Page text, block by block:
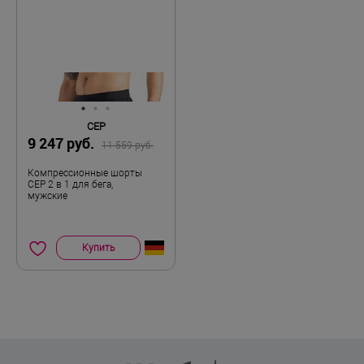
CEP
9 247 руб. 11 559 руб.
Компрессионные шорты
CEP 2 в 1 для бега,
мужские
Купить